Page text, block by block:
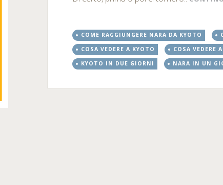
COME RAGGIUNGERE NARA DA KYOTO
COSA VEDERE A KYOTO
COSA VEDERE
KYOTO IN DUE GIORNI
NARA IN UN